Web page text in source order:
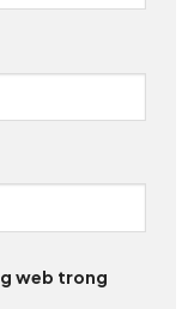
web trong